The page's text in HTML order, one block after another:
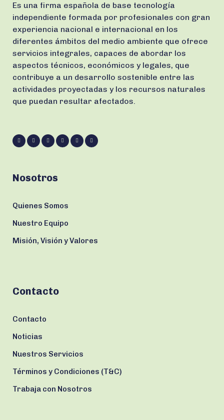
Es una firma española de base tecnología
independiente formada por profesionales con gran
experiencia nacional e internacional en los
diferentes ámbitos del medio ambiente que ofrece
servicios integrales, capaces de abordar los
aspectos técnicos, económicos y legales, que
contribuye a un desarrollo sostenible entre las
actividades proyectadas y los recursos naturales
que puedan resultar afectados.
Nosotros
Quienes Somos
Nuestro Equipo
Misión, Visión y Valores
Contacto
Contacto
Noticias
Nuestros Servicios
Términos y Condiciones (T&C)
Trabaja con Nosotros